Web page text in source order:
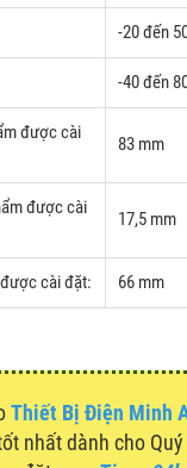
-20 đến
-40 đến
được cài
83 mm
được cài
17,5 mm
cài đặt: 66 mm
Thiết Bị Điện Minh
nhất dành cho